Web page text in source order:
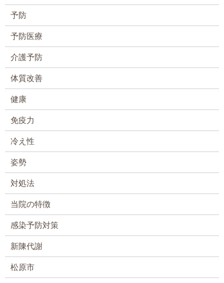
予防
予防医療
介護予防
体質改善
健康
免疫力
冷え性
姿勢
対処法
当院の特徴
感染予防対策
新陳代謝
松原市